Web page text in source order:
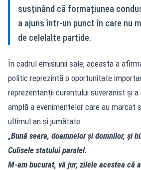
susținând că formațiunea
a ajuns într-un punct în care nu
de celelalte partide.
În cadrul emisiunii sale, aceasta a
politic reprezintă o oportunitate
reprezentanții curentului suveranist și
amplă a evenimentelor care au marcat
ultimul an și jumătate.
„Bună seara, doamnelor și domnilor, și
Culisele statului paralel.
M-am bucurat, vă jur, zilele acestea că